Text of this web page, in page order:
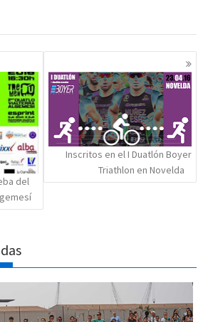
del
Inscritos en el I Duatlón Boyer
Triathlon en Novelda